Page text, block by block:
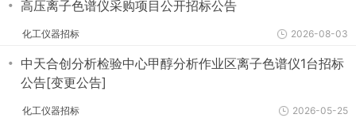
・ 高压离子色谱仪采购项目公开招标公告
化工仪器招标 2026-08-03
・ 中天合创分析检验中心甲醇分析作业区离子色谱仪1台招标
公告[变更公告]
化工仪器招标 2026-05-25